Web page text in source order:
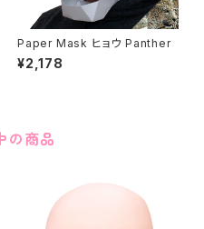
Paper Mask ヒョウ Panther
¥2,178
の商品